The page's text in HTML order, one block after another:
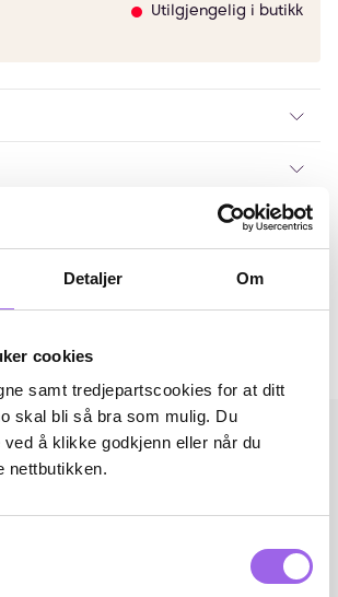
Detaljer Om
cookies
samt tredjepartscookies for at ditt
skal bli så bra som mulig. Du
å klikke godkjenn eller når du
nettbutikken.
Utilgjengelig i butikk
kjøpt..